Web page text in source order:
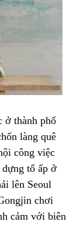
ở thành phố
làng quê
công việc
tổ ấp ở
lên Seoul
chơi
cảm với biên